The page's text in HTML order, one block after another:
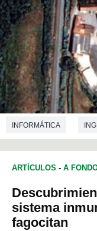
INFORMÁTICA
INGENIERÍA DE
ARTÍCULOS - A
sistema
fagocitan